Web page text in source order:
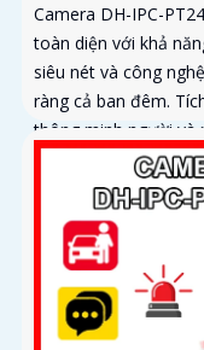
Camera DH-IPC-
toàn diện với khả
siêu nét và công
ràng cả ban đêm.
thông minh người và
trợ thẻ nhớ lên đến